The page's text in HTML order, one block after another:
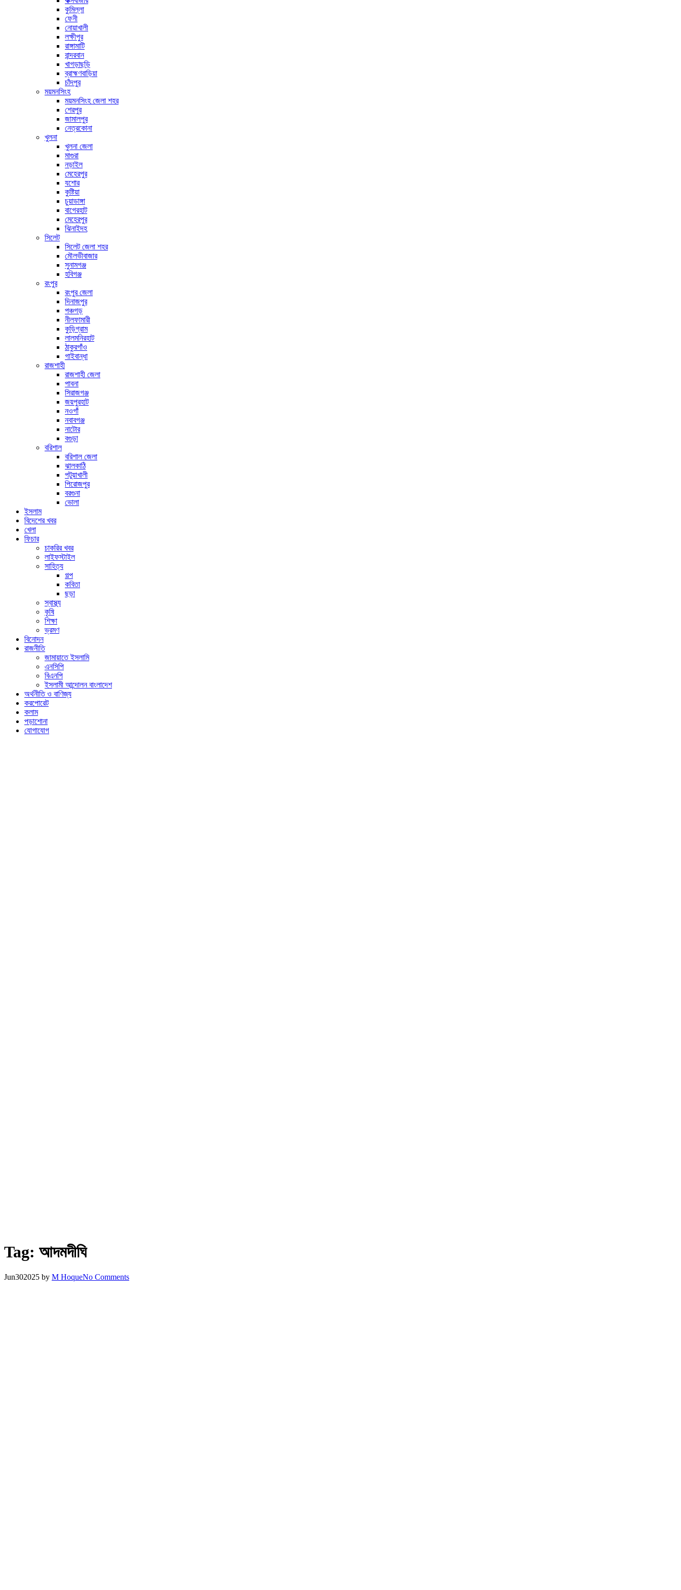
কুমিল্লা
ফেনী
নোয়াখালী
লক্ষীপুর
রাঙ্গামাটি
বান্দরবান
খাগড়াছড়ি
ব্রাহ্মণবাড়িয়া
চাঁদপুর
ময়মনসিংহ
ময়মনসিংহ জেলা শহর
শেরপুর
জামালপুর
নেত্রকোনা
খুলনা
খুলনা জেলা
মাগুরা
নড়াইল
মেহেরপুর
যশোর
কুষ্টিয়া
চুয়াডাঙ্গা
বাগেরহাট
মেহেরপুর
ঝিনাইদহ
সিলেট
সিলেট জেলা শহর
মৌলভীবাজার
সুনামগঞ্জ
হবিগঞ্জ
রংপুর
রংপুর জেলা
দিনাজপুর
পঞ্চগড়
নীলফামারী
কুড়িগ্রাম
লালমনিরহাট
ঠাকুরগাঁও
গাইবান্ধা
রাজশাহী
রাজশাহী জেলা
পাবনা
সিরাজগঞ্জ
জয়পুরহাট
নওগাঁ
নবাবগঞ্জ
নাটোর
বগুড়া
বরিশাল
বরিশাল জেলা
ঝালকাঠি
পটুয়াখালী
পিরোজপুর
বরগুনা
ভোলা
ইসলাম
বিদেশের খবর
খেলা
ফিচার
চাকরির খবর
লাইফস্টাইল
সাহিত্য
গল্প
কবিতা
ছড়া
স্বাস্থ্য
কৃষি
শিক্ষা
ভ্রমণ
বিনোদন
রাজনীতি
জামায়াতে ইসলামি
এনসিপি
বিএনপি
ইসলামী আন্দোলন বাংলাদেশ
অর্থনীতি ও বাণিজ্য
করপোরেট
কলাম
পড়াশোনা
যোগাযোগ
Tag: আদমদীঘি
Jun302025 by M HoqueNo Comments